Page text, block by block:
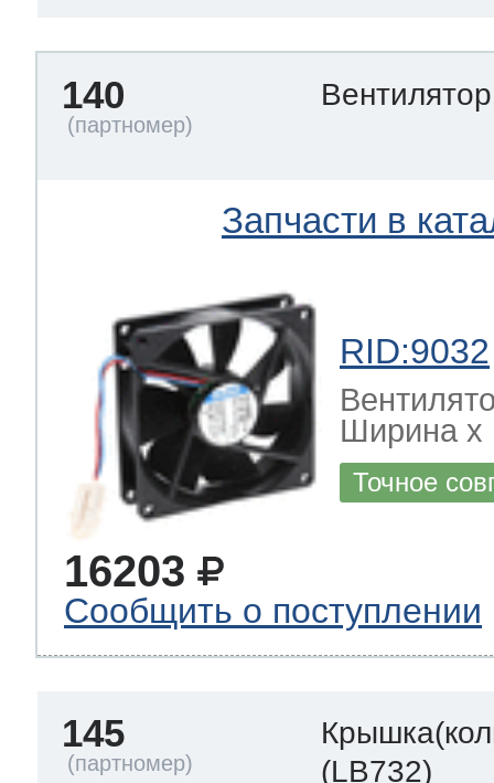
140
Запчасти в
RID:9032
Ширина х
Точное
16203
Сообщить о поступлении
145
(LB732)